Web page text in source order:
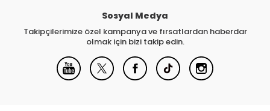
Sosyal Medya
Takipçilerimize özel kampanya ve fırsatlardan haberdar
olmak için bizi takip edin.